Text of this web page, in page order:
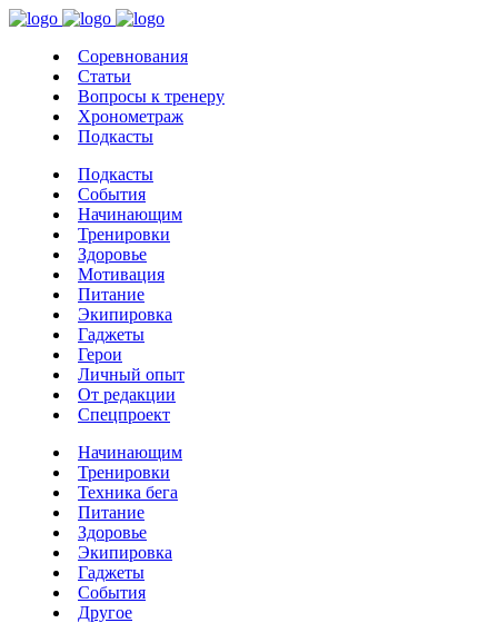
Соревнования
Статьи
Вопросы к тренеру
Хронометраж
Подкасты
Подкасты
События
Начинающим
Тренировки
Здоровье
Мотивация
Питание
Экипировка
Гаджеты
Герои
Личный опыт
От редакции
Спецпроект
Начинающим
Тренировки
Техника бега
Питание
Здоровье
Экипировка
Гаджеты
События
Другое